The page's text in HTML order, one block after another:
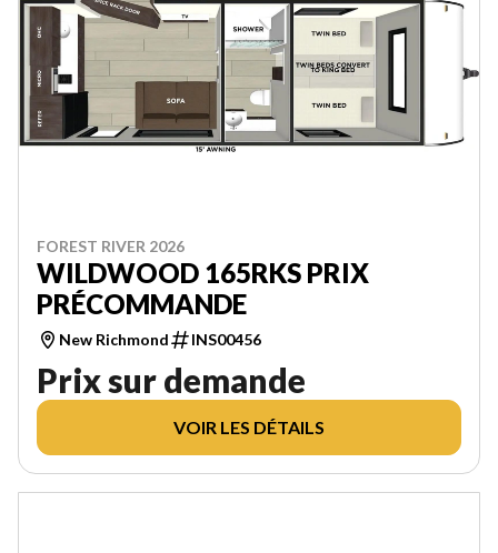
FOREST RIVER 2026
WILDWOOD 165RKS PRIX
PRÉCOMMANDE
New Richmond INS00456
Prix sur demande
VOIR LES DÉTAILS